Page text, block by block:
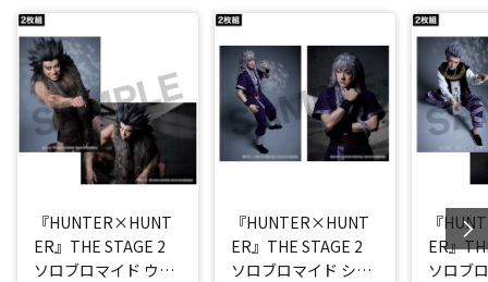
『HUNTER×HUNT
ER』THE STAGE 2
ソロブロマイド ウボ
『HUNTER×HUNT
ER』THE STAGE 2
ソロブロマイド シル
『
ER』
ソロブ